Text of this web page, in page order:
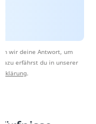
wir deine Antwort, um
erfährst du in unserer
.